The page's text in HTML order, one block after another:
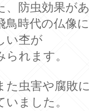
、防虫効果が
鳥時代の仏像
い杢が
られます。
た虫害や腐敗
いました。